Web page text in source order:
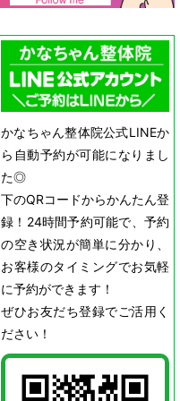
かなちゃん整体院公式LINEか
ら自動予約が可能になりまし
た◎
下のQRコードからかんたん登
録！24時間予約可能で、予約
の空き状況が簡単に分かり、
お客様のタイミングでお気軽
に予約ができます！
ぜひお友だち登録でご活用く
ださい！